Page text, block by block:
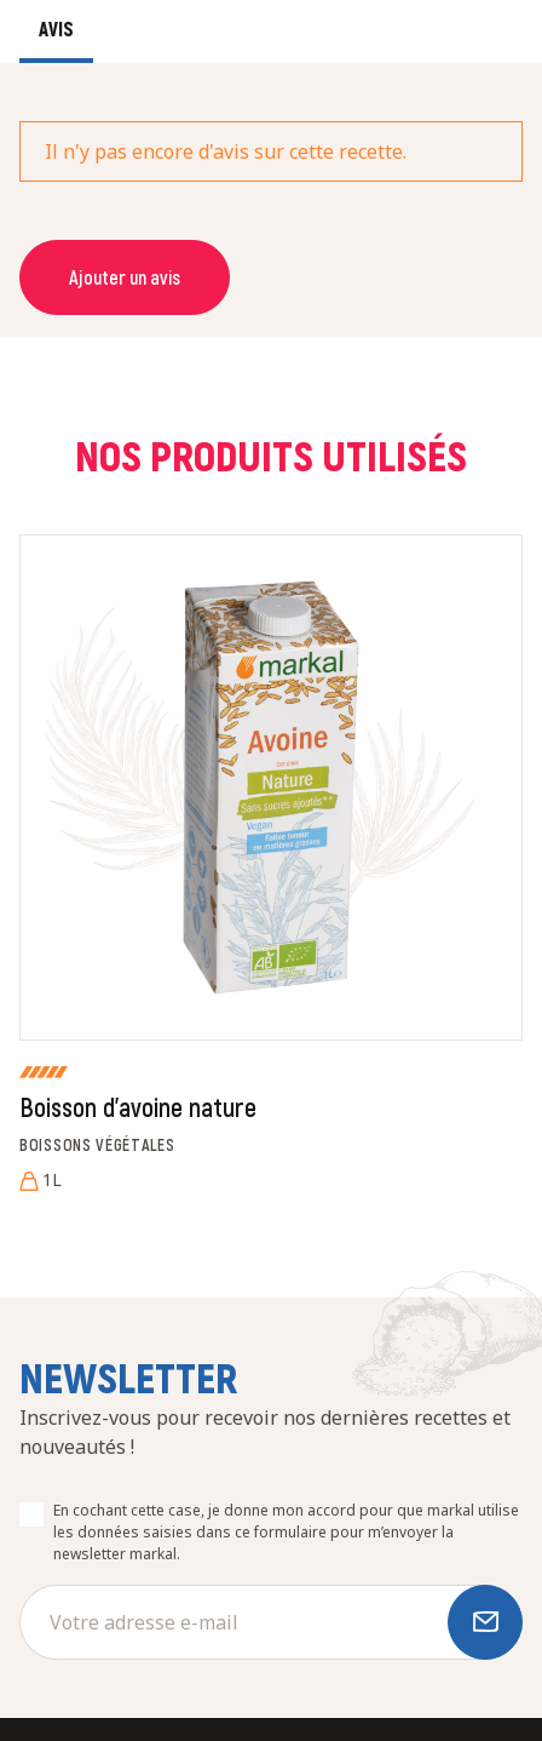
AVIS
Il n'y pas encore d'avis sur cette recette.
Ajouter un avis
NOM *
COMMENTAIRE *
En cochant cette case, je donne mon accord pour que
markal utilise les données saisies dans ce formulaire
pour traiter et afficher le nom saisi, la note et le
commentaire de manière publique sur cette page. Pour
plus d'informations sur le traitement de ces données,
consulter la page des mentions légales. *
Fermer Envoyer
NOS PRODUITS UTILISÉS
Boisson d'avoine nature
BOISSONS VÉGÉTALES
1L
NEWSLETTER
Inscrivez-vous pour recevoir nos dernières recettes et
nouveautés !
En cochant cette case, je donne mon accord pour que markal utilise
les données saisies dans ce formulaire pour m’envoyer la
newsletter markal.